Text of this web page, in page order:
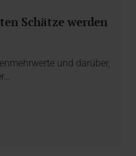
Schätze werden
und darüber,